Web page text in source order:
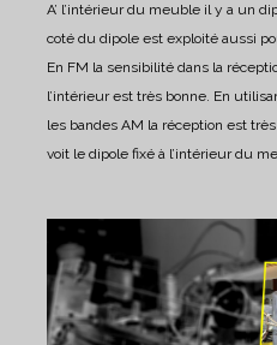
A’ l’intérieur du meuble il y a un
coté du dipole est exploité aussi
En FM la sensibilité dans la
l’intérieur est très bonne. En
les bandes AM la réception est très
voit le dipole fixé à l’intérieur du